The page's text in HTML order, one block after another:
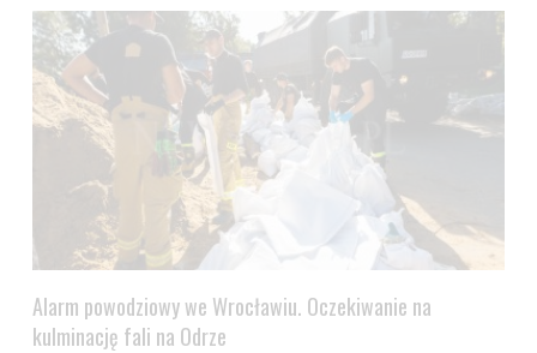
Alarm powodziowy we Wrocławiu. Oczekiwanie na
kulminację fali na Odrze